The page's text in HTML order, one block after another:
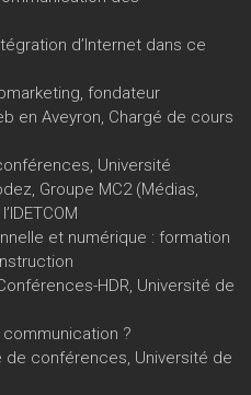
d’Internet dans ce
fondateur
en Aveyron, Chargé de cours
Université
Groupe MC2 (Médias,
et numérique : formation
HDR, Université de
?
de conférences, Université de